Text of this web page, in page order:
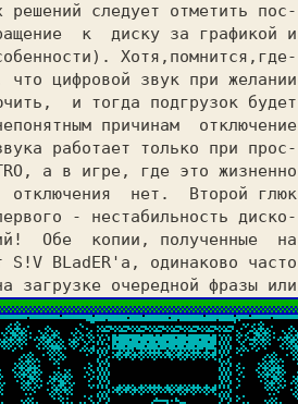
решений следует отметить пос-
к
диску за графикой и
Хотя,помнится,где-
что цифровой звук при желании
и тогда подгрузок будет
причинам
отключение
работает только при прос-
а в игре, где это жизненно
отключения  нет.
Второй глюк
- нестабильность диско-
Обе  копии, полученные
на
S!V BLadER'а, одинаково часто